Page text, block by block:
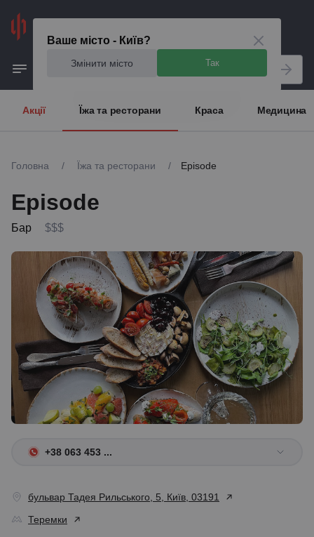
Ваше місто - Київ?
Змінити місто Так
Акції Їжа та ресторани Краса Медицина
Головна / Їжа та ресторани / Episode
Episode
Бар $$$
+38 063 453 ...
бульвар Тадея Рильського, 5, Київ, 03191
Теремки